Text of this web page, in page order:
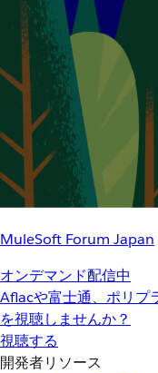
MuleSoft Forum Japan
オンデマンド配信中
Aflacや富士通、ポリプ
を視聴しませんか？
視聴する
開発者リソース